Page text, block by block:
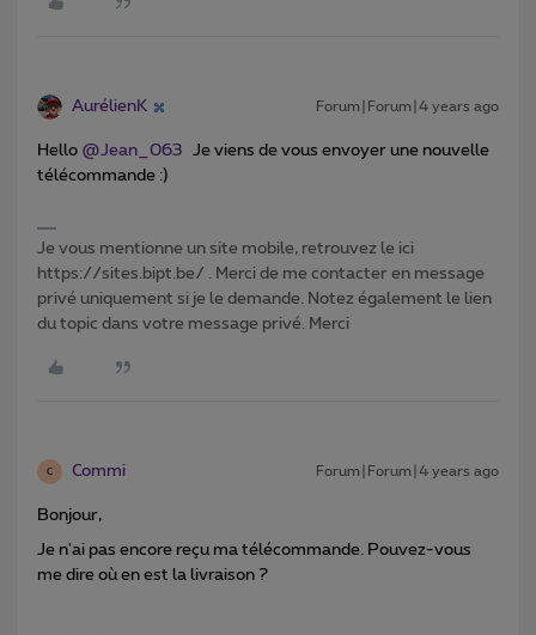
AurélienK Forum|Forum|4 years ago
Hello @Jean_063 Je viens de vous envoyer une nouvelle
télécommande :)
Je vous mentionne un site mobile, retrouvez le ici
https://sites.bipt.be/ . Merci de me contacter en message
privé uniquement si je le demande. Notez également le lien
du topic dans votre message privé. Merci
C Commi Forum|Forum|4 years ago
Bonjour,
Je n'ai pas encore reçu ma télécommande. Pouvez-vous
me dire où en est la livraison ?